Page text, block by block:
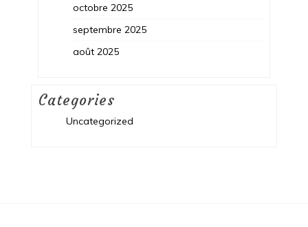
octobre 2025
septembre 2025
août 2025
Categories
Uncategorized